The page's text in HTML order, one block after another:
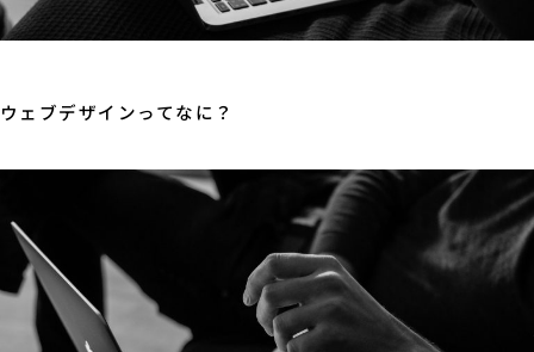
ウェブデザインってなに？